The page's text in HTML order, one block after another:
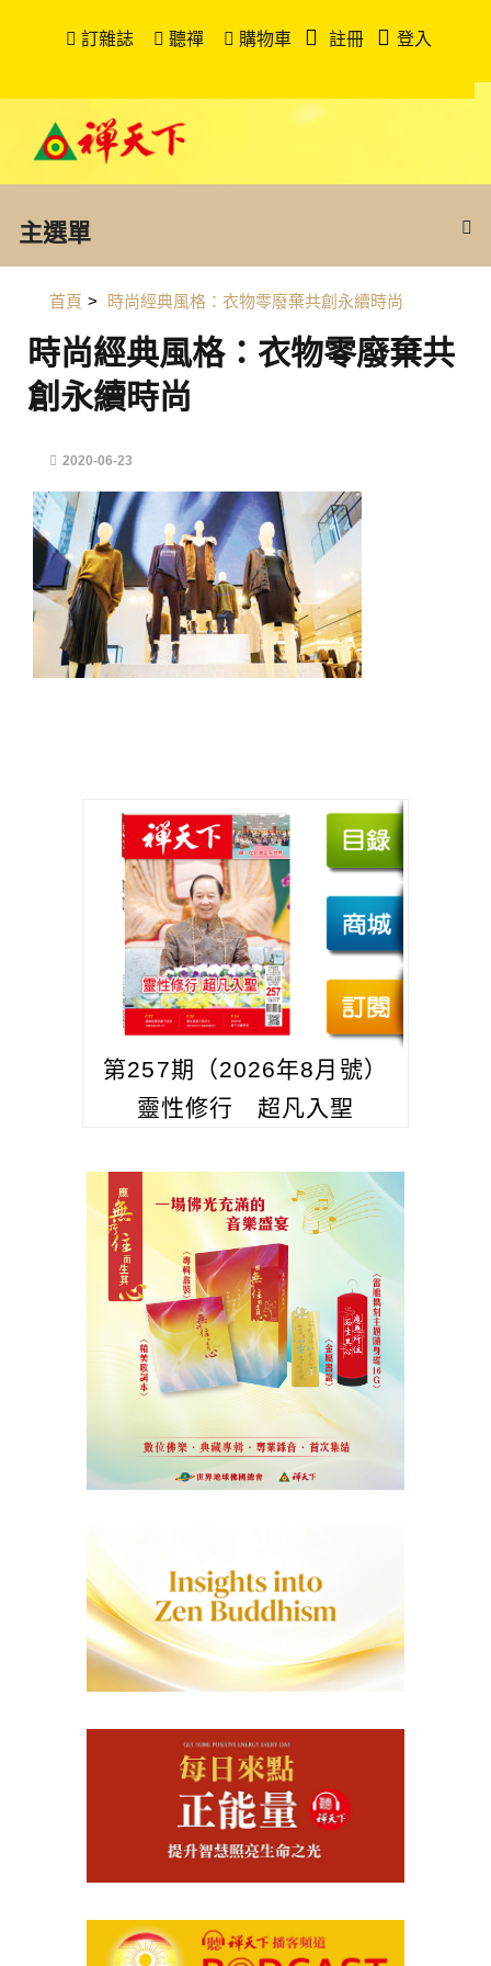
訂雜誌 聽禪 購物車 註冊 登入
主選單
首頁 > 時尚經典風格：衣物零廢棄共創永續時尚
時尚經典風格：衣物零廢棄共
創永續時尚
2020-06-23
第257期（2026年8月號）
靈性修行 超凡入聖